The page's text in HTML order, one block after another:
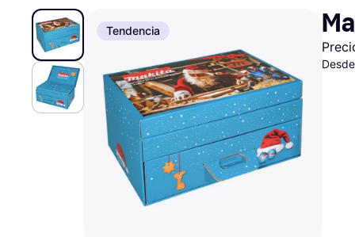
Paga ahora
Paga en 3 plazos
Paga en 30 días
Financiación
Klarna en Apple
Zalando
JD Sports
Directorio de
Tendencia